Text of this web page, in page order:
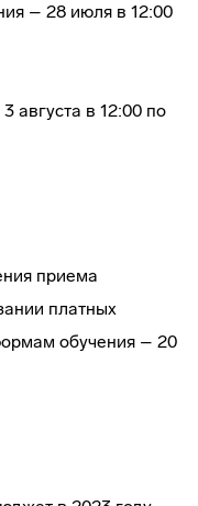
– 28 июля в 12:00
августа в 12:00 по
приема
платных
обучения – 20